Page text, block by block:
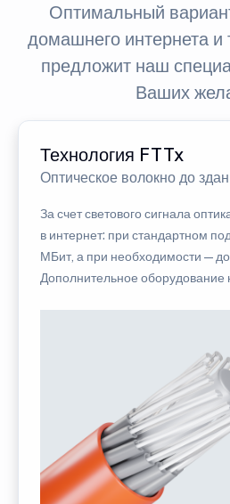
Оптимальный
домашнего интернета
предложит наш
Ваших
Технология FTTx
Оптическое волокно до
За счет светового сигнала
в интернет: при стандартном
МБит, а при необходимости — до
Дополнительное оборудование